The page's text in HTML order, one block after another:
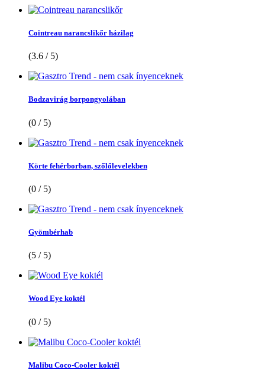
Cointreau narancslikőr házilag
(3.6 / 5)
Bodzavirág borpongyolában
(0 / 5)
Körte fehérborban, szőlőlevelekben
(0 / 5)
Gyömbérhab
(5 / 5)
Wood Eye koktél
(0 / 5)
Malibu Coco-Cooler koktél